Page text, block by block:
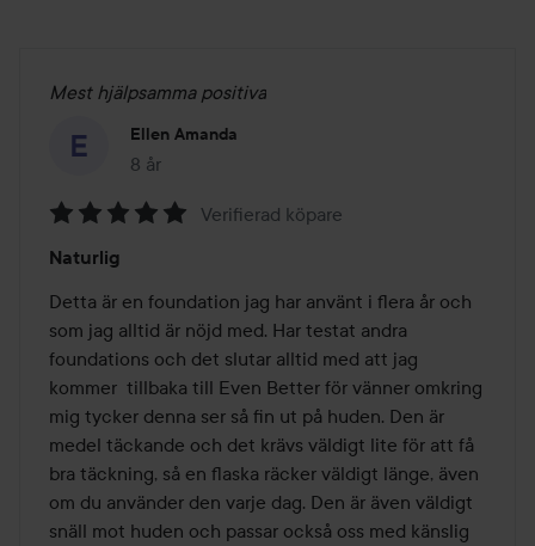
Mest hjälpsamma positiva
Ellen Amanda
8 år
Inlägget skapades 8 år
5
av
5
Verifierad köpare
Naturlig
Detta är en foundation jag har använt i flera år och
som jag alltid är nöjd med. Har testat andra
foundations och det slutar alltid med att jag
kommer  tillbaka till Even Better för vänner omkring
mig tycker denna ser så fin ut på huden. Den är
medel täckande och det krävs väldigt lite för att få
bra täckning, så en flaska räcker väldigt länge, även
om du använder den varje dag. Den är även väldigt
snäll mot huden och passar också oss med känslig